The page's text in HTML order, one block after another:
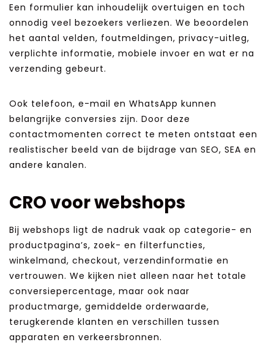
Een formulier kan inhoudelijk overtuigen en toch
onnodig veel bezoekers verliezen. We beoordelen
het aantal velden, foutmeldingen, privacy-uitleg,
verplichte informatie, mobiele invoer en wat er na
verzending gebeurt.
Ook telefoon, e-mail en WhatsApp kunnen
belangrijke conversies zijn. Door deze
contactmomenten correct te meten ontstaat een
realistischer beeld van de bijdrage van SEO, SEA en
andere kanalen.
CRO voor webshops
Bij webshops ligt de nadruk vaak op categorie- en
productpagina’s, zoek- en filterfuncties,
winkelmand, checkout, verzendinformatie en
vertrouwen. We kijken niet alleen naar het totale
conversiepercentage, maar ook naar
productmarge, gemiddelde orderwaarde,
terugkerende klanten en verschillen tussen
apparaten en verkeersbronnen.